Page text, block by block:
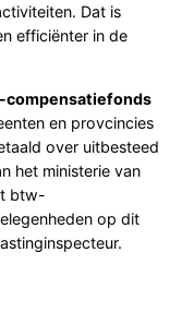
Dat is
efficiënter in de
compensatiefonds
en provcincies
over uitbesteed
het ministerie van
btw-
op dit